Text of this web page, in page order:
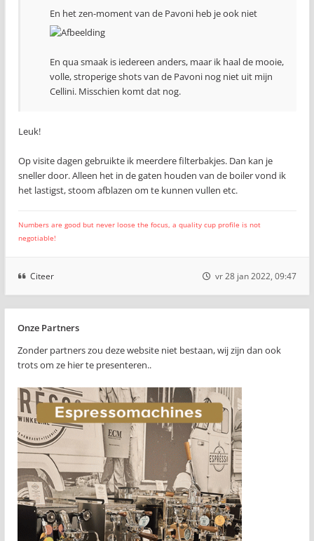
En het zen-moment van de Pavoni heb je ook niet
En qua smaak is iedereen anders, maar ik haal de mooie,
volle, stroperige shots van de Pavoni nog niet uit mijn
Cellini. Misschien komt dat nog.
Leuk!
Op visite dagen gebruikte ik meerdere filterbakjes. Dan kan je
sneller door. Alleen het in de gaten houden van de boiler vond ik
het lastigst, stoom afblazen om te kunnen vullen etc.
Numbers are good but never loose the focus, a quality cup profile is not
negotiable!
Citeer vr 28 jan 2022, 09:47
Onze Partners
Zonder partners zou deze website niet bestaan, wij zijn dan ook
trots om ze hier te presenteren..